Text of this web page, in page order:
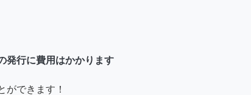
発行に費用はかかります
ができます！